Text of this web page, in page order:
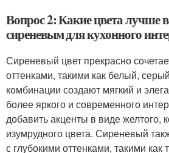
Вопрос 2: Какие цвета лучше
сиреневым для кухонного
Сиреневый цвет прекрасно
оттенками, такими как белый,
комбинации создают мягкий и
более яркого и современного
добавить акценты в виде желтого,
изумрудного цвета. Сиреневый
с глубокими оттенками, такими как